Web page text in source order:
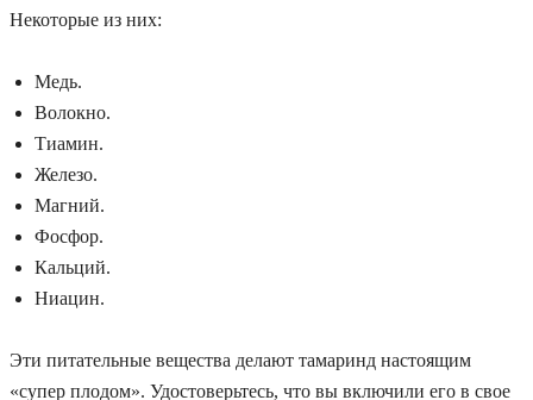
Некоторые из них:
Медь.
Волокно.
Тиамин.
Железо.
Магний.
Фосфор.
Кальций.
Ниацин.
Эти питательные вещества делают тамаринд настоящим
«супер плодом». Удостоверьтесь, что вы включили его в свое